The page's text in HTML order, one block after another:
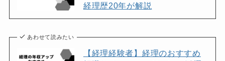
経理歴20年が解説
あわせて読みたい
【経理経験者】経理のおすすめ